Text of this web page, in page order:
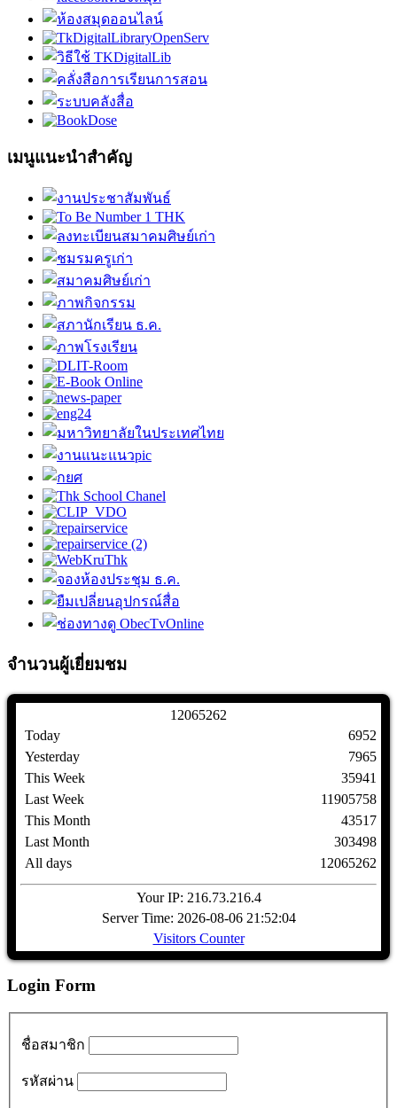
เมนูแนะนำสำคัญ
จำนวนผู้เยี่ยมชม
1 2065262
Today
Yesterday
This Week
Last Week
This Month
Last Month
All days
6952
7965
35941
11905758
43517
303498
12065262
Your IP: 216.73.216.4
Server Time: 2026-08-06 21:52:04
Visitors Counter
Login Form
ชื่อสมาชิก
รหัสผ่าน